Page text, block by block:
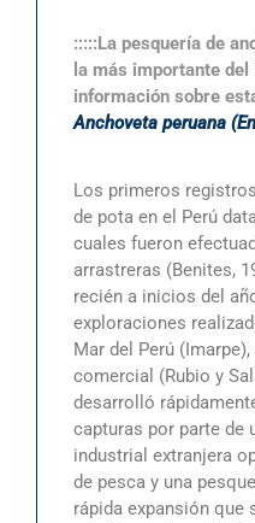
:::::La pesquería de
la más importante
información sobre
Anchoveta peruana
Los primeros
de pota en el Perú
cuales fueron
arrastreras (Benites,
recién a inicios del
exploraciones
Mar del Perú
comercial (Rubio y
desarrolló
capturas por parte de
industrial extranjera
de pesca y una
rápida expansión que